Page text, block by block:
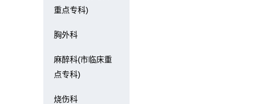
重点专科)
胸外科
麻醉科(市临床重
点专科)
烧伤科